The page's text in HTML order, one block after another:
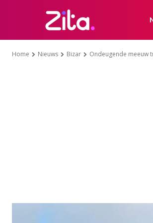
Home Nieuws Bizar Ondeugende meeuw